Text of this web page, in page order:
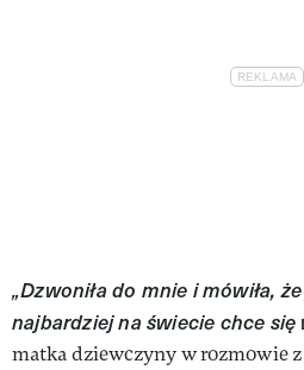
„Dzwoniła do mnie i mówiła,
najbardziej na świecie chce się
matka dziewczyny w rozmowie